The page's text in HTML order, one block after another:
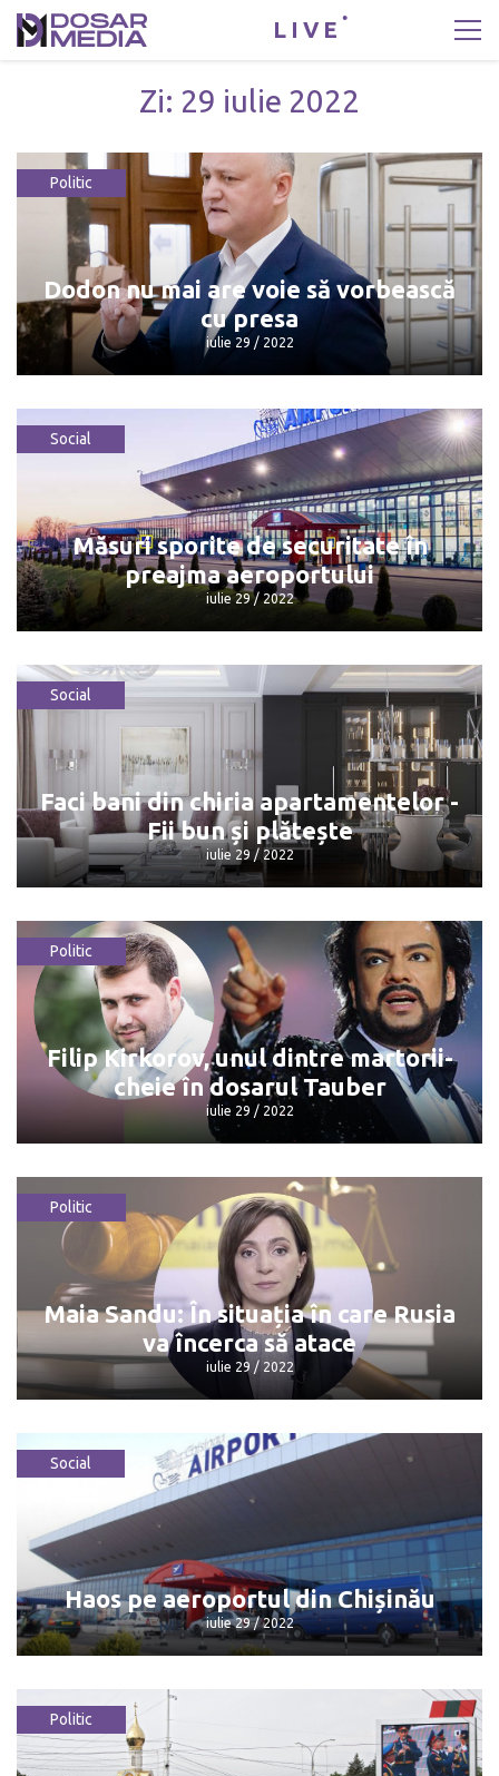
LIVE
Zi: 29 iulie 2022
Politic
Dodon nu mai are voie să vorbească
cu presa
iulie 29 / 2022
Dodon nu mai are voie să vorbească cu
presa
iulie 29 / 2022
Social
Măsuri sporite de securitate în
preajma aeroportului
iulie 29 / 2022
Măsuri sporite de securitate în
preajma aeroportului
iulie 29 / 2022
Social
Faci bani din chiria apartamentelor -
Fii bun și plătește
iulie 29 / 2022
Faci bani din chiria apartamentelor - Fii
bun și plătește
iulie 29 / 2022
Politic
Filip Kirkorov, unul dintre martorii-
cheie în dosarul Tauber
iulie 29 / 2022
Filip Kirkorov, unul dintre martorii-
cheie în dosarul Tauber
iulie 29 / 2022
Politic
Maia Sandu: În situația în care Rusia
va încerca să atace
iulie 29 / 2022
Maia Sandu: În situația în care Rusia va
încerca să atace
Social
Haos pe aeroportul din Chișinău
iulie 29 / 2022
Haos pe aeroportul din Chișinău
Politic